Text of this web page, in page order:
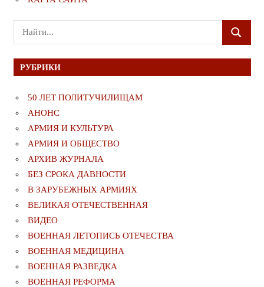
Поиск
для:
ПОИСК
РУБРИКИ
50 ЛЕТ ПОЛИТУЧИЛИЩАМ
АНОНС
АРМИЯ И КУЛЬТУРА
АРМИЯ И ОБЩЕСТВО
АРХИВ ЖУРНАЛА
БЕЗ СРОКА ДАВНОСТИ
В ЗАРУБЕЖНЫХ АРМИЯХ
ВЕЛИКАЯ ОТЕЧЕСТВЕННАЯ
ВИДЕО
ВОЕННАЯ ЛЕТОПИСЬ ОТЕЧЕСТВА
ВОЕННАЯ МЕДИЦИНА
ВОЕННАЯ РАЗВЕДКА
ВОЕННАЯ РЕФОРМА